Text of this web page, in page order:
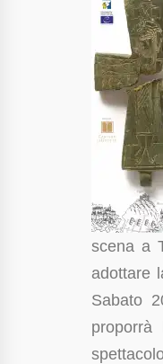
scena a
adottare
Sabato
proporrà